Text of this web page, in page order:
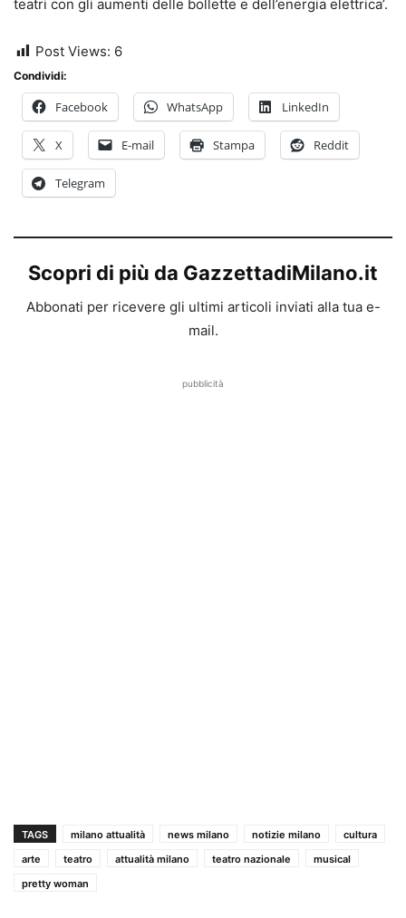
teatri con gli aumenti delle bollette e dell’energia elettrica’.
Post Views: 6
Condividi:
Facebook WhatsApp LinkedIn
X E-mail Stampa Reddit
Telegram
Scopri di più da GazzettadiMilano.it
Abbonati per ricevere gli ultimi articoli inviati alla tua e-
mail.
pubblicità
TAGS milano attualità news milano notizie milano
cultura
arte
teatro attualità milano teatro nazionale
musical
pretty woman